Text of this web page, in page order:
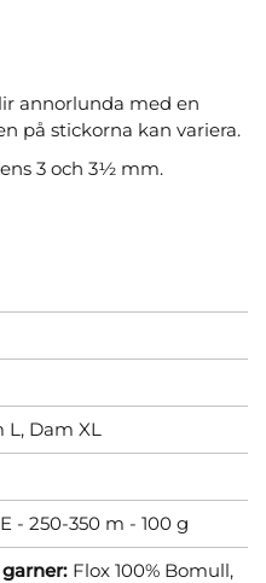
annorlunda med en
på stickorna kan variera.
3 och 3½ mm.
L, Dam XL
- 250-350 m - 100 g
Flox 100% Bomull,